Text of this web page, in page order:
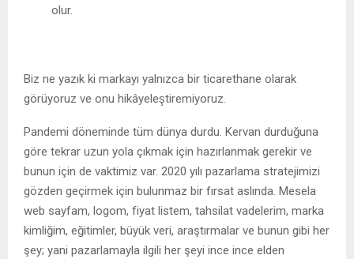
olur.
Biz ne yazık ki markayı yalnızca bir ticarethane olarak
görüyoruz ve onu hikâyeleştiremiyoruz.
Pandemi döneminde tüm dünya durdu. Kervan durduğuna
göre tekrar uzun yola çıkmak için hazırlanmak gerekir ve
bunun için de vaktimiz var. 2020 yılı pazarlama stratejimizi
gözden geçirmek için bulunmaz bir fırsat aslında. Mesela
web sayfam, logom, fiyat listem, tahsilat vadelerim, marka
kimliğim, eğitimler, büyük veri, araştırmalar ve bunun gibi her
şey; yani pazarlamayla ilgili her şeyi ince ince elden